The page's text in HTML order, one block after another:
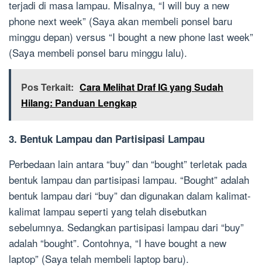
terjadi di masa lampau. Misalnya, “I will buy a new
phone next week” (Saya akan membeli ponsel baru
minggu depan) versus “I bought a new phone last week”
(Saya membeli ponsel baru minggu lalu).
Pos Terkait: Cara Melihat Draf IG yang Sudah
Hilang: Panduan Lengkap
3. Bentuk Lampau dan Partisipasi Lampau
Perbedaan lain antara “buy” dan “bought” terletak pada
bentuk lampau dan partisipasi lampau. “Bought” adalah
bentuk lampau dari “buy” dan digunakan dalam kalimat-
kalimat lampau seperti yang telah disebutkan
sebelumnya. Sedangkan partisipasi lampau dari “buy”
adalah “bought”. Contohnya, “I have bought a new
laptop” (Saya telah membeli laptop baru).